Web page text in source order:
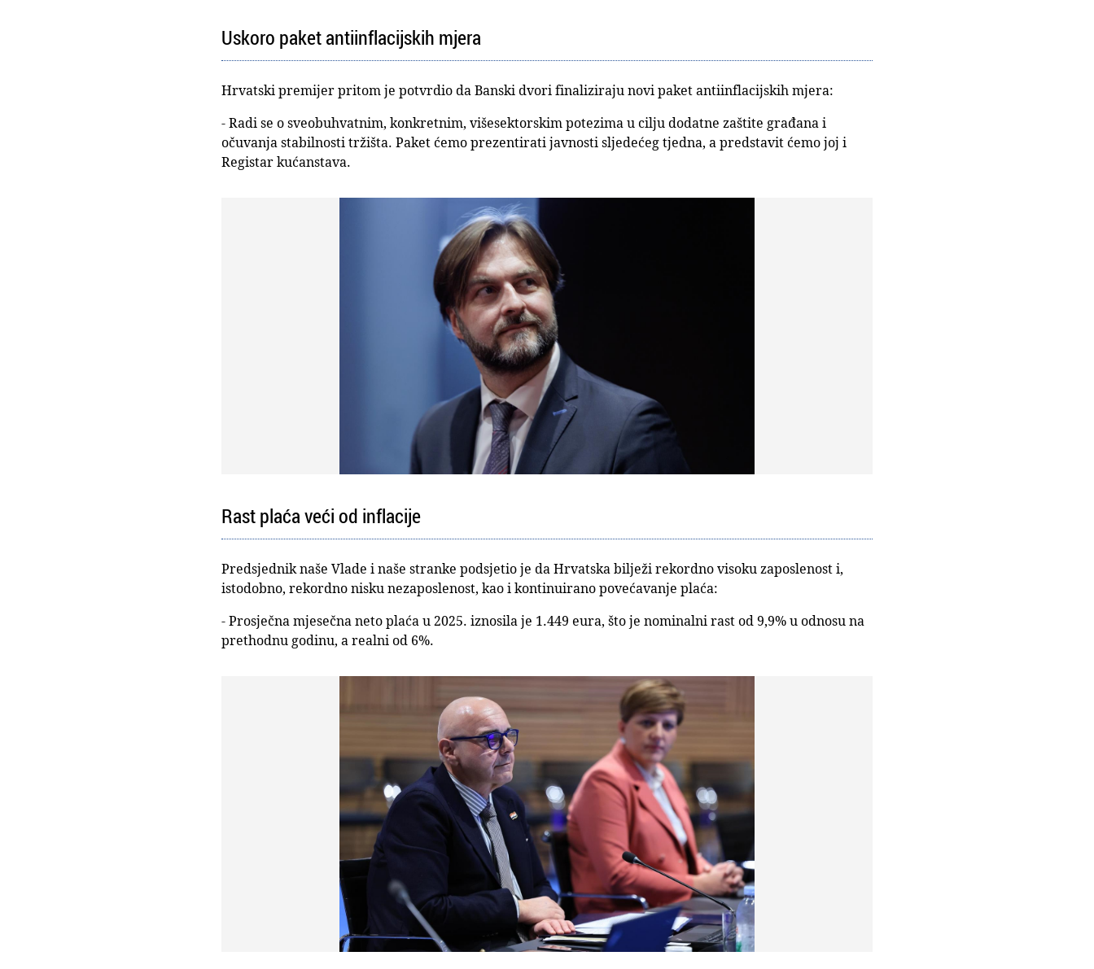
Uskoro paket antiinflacijskih mjera
Hrvatski premijer pritom je potvrdio da Banski dvori finaliziraju novi paket antiinflacijskih mjera:
- Radi se o sveobuhvatnim, konkretnim, višesektorskim potezima u cilju dodatne zaštite građana i
očuvanja stabilnosti tržišta. Paket ćemo prezentirati javnosti sljedećeg tjedna, a predstavit ćemo joj i
Registar kućanstava.
Rast plaća veći od inflacije
Predsjednik naše Vlade i naše stranke podsjetio je da Hrvatska bilježi rekordno visoku zaposlenost i,
istodobno, rekordno nisku nezaposlenost, kao i kontinuirano povećavanje plaća:
- Prosječna mjesečna neto plaća u 2025. iznosila je 1.449 eura, što je nominalni rast od 9,9% u odnosu na
prethodnu godinu, a realni od 6%.